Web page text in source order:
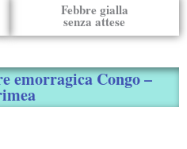
Febbre gialla
senza attese
emorragica Congo –